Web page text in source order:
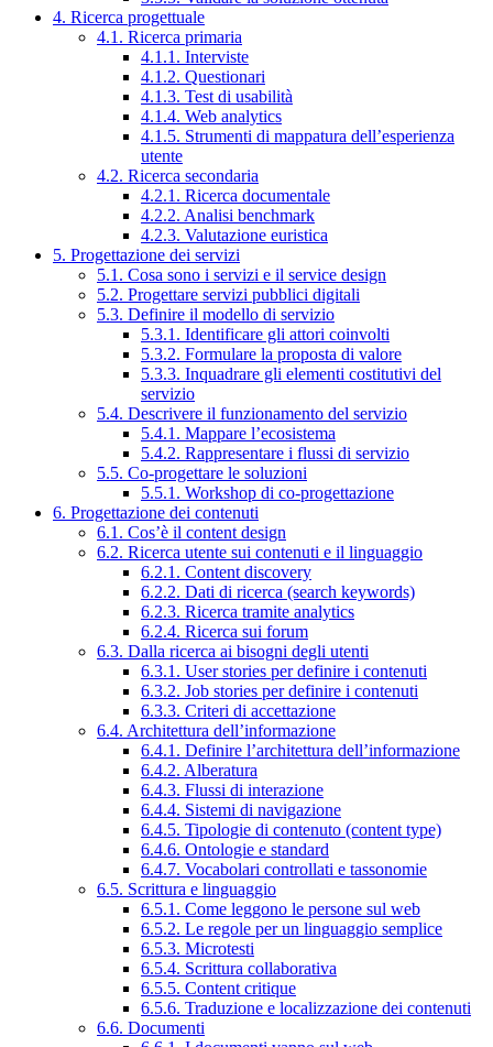
4. Ricerca progettuale
4.1. Ricerca primaria
4.1.1. Interviste
4.1.2. Questionari
4.1.3. Test di usabilità
4.1.4. Web analytics
4.1.5. Strumenti di mappatura dell’esperienza
utente
4.2. Ricerca secondaria
4.2.1. Ricerca documentale
4.2.2. Analisi benchmark
4.2.3. Valutazione euristica
5. Progettazione dei servizi
5.1. Cosa sono i servizi e il service design
5.2. Progettare servizi pubblici digitali
5.3. Definire il modello di servizio
5.3.1. Identificare gli attori coinvolti
5.3.2. Formulare la proposta di valore
5.3.3. Inquadrare gli elementi costitutivi del
servizio
5.4. Descrivere il funzionamento del servizio
5.4.1. Mappare l’ecosistema
5.4.2. Rappresentare i flussi di servizio
5.5. Co-progettare le soluzioni
5.5.1. Workshop di co-progettazione
6. Progettazione dei contenuti
6.1. Cos’è il content design
6.2. Ricerca utente sui contenuti e il linguaggio
6.2.1. Content discovery
6.2.2. Dati di ricerca (search keywords)
6.2.3. Ricerca tramite analytics
6.2.4. Ricerca sui forum
6.3. Dalla ricerca ai bisogni degli utenti
6.3.1. User stories per definire i contenuti
6.3.2. Job stories per definire i contenuti
6.3.3. Criteri di accettazione
6.4. Architettura dell’informazione
6.4.1. Definire l’architettura dell’informazione
6.4.2. Alberatura
6.4.3. Flussi di interazione
6.4.4. Sistemi di navigazione
6.4.5. Tipologie di contenuto (content type)
6.4.6. Ontologie e standard
6.4.7. Vocabolari controllati e tassonomie
6.5. Scrittura e linguaggio
6.5.1. Come leggono le persone sul web
6.5.2. Le regole per un linguaggio semplice
6.5.3. Microtesti
6.5.4. Scrittura collaborativa
6.5.5. Content critique
6.5.6. Traduzione e localizzazione dei contenuti
6.6. Documenti